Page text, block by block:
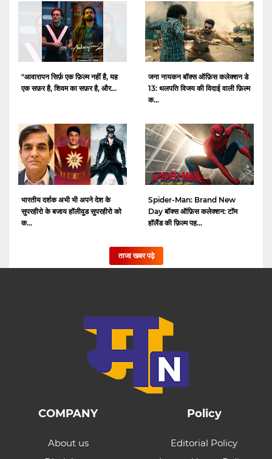
"आवारापन सिर्फ़ एक फ़िल्म नहीं है, यह
एक सफ़र है, शिवम का सफ़र है, और...
जना नायकन बॉक्स ऑफ़िस कलेक्शन डे
13: थलपति विजय की विदाई वाली फ़िल्म
क...
भारतीय दर्शक अभी भी अपने देश के
सुपरहीरो के बजाय हॉलीवुड सुपरहीरो को
क...
Spider-Man: Brand New
Day बॉक्स ऑफ़िस कलेक्शन: टॉम
हॉलैंड की फ़िल्म पह...
ताजा खबर पढ़े
COMPANY
About us
Policy
Editorial Policy